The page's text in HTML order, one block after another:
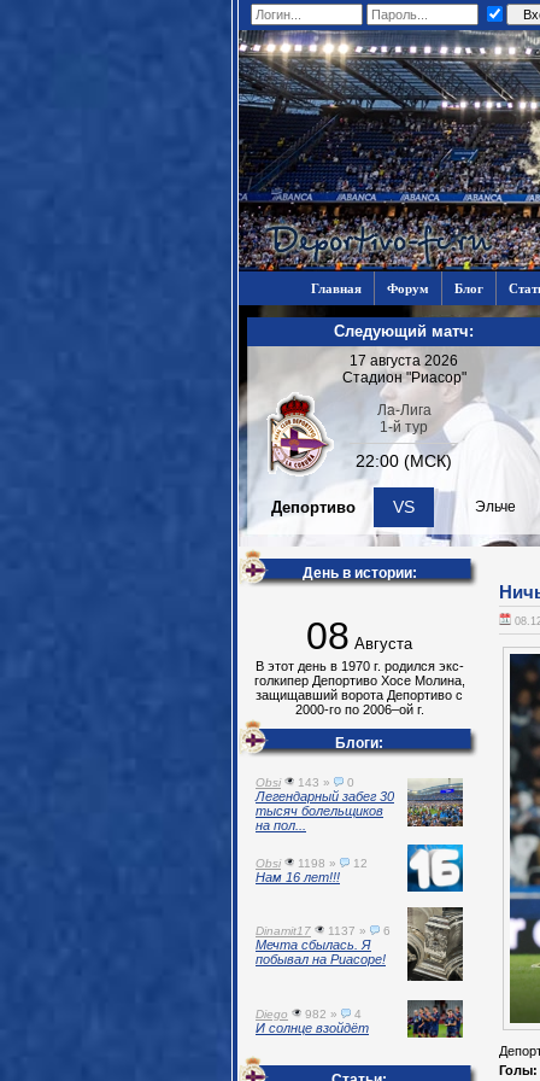
Главная Форум Блог
Следующий матч:
17 августа 2026
Стадион "Риасор"
Ла-Лига
1-й тур
22:00 (МСК)
Депортиво Эльче
VS
День в истории:
08 Августа
В этот день в 1970 г. родился экс-
голкипер Депортиво Хосе Молина,
защищавший ворота Депортиво с
2000-го по 2006–ой г.
Блоги:
Obsi 143 » 0
Легендарный забег 30
тысяч болельщиков
на пол...
Obsi 1198 » 12
Нам 16 лет!!!
Dinamit17 1137 » 6
Мечта сбылась. Я
побывал на Риасоре!
Diego 982 » 4
И солнце взойдёт
Голы: